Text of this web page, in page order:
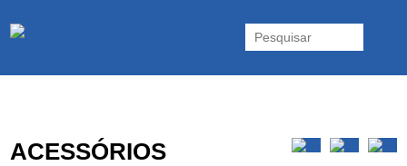
Inversores e acessórios. Portugal.
ACESSÓRIOS